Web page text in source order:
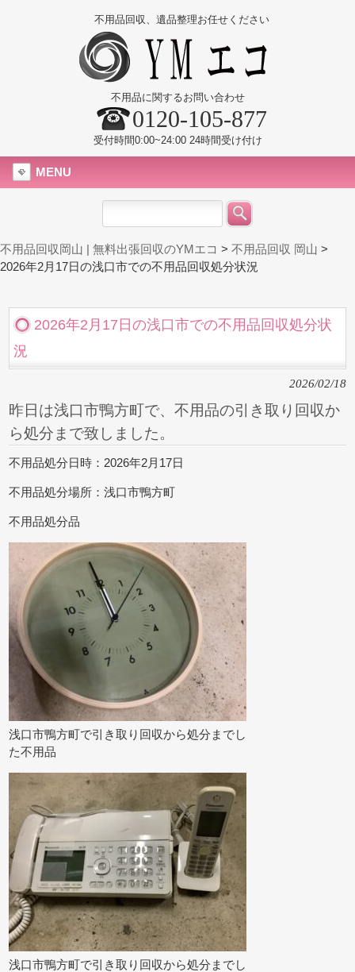
不用品回収、遺品整理お任せください
不用品に関するお問い合わせ
0120-105-877
受付時間0:00~24:00 24時間受け付け
MENU
不用品回収岡山 | 無料出張回収のYMエコ > 不用品回収 岡山 >
2026年2月17日の浅口市での不用品回収処分状況
2026年2月17日の浅口市での不用品回収処分状
況
2026/02/18
昨日は浅口市鴨方町で、不用品の引き取り回収か
ら処分まで致しました。
不用品処分日時：2026年2月17日
不用品処分場所：浅口市鴨方町
不用品処分品
浅口市鴨方町で引き取り回収から処分までし
た不用品
浅口市鴨方町で引き取り回収から処分までし